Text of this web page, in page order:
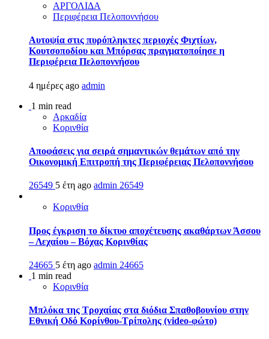
ΑΡΓΟΛΙΔΑ
Περιφέρεια Πελοποννήσου
Αυτοψία στις πυρόπληκτες περιοχές Φιχτίων,
Κουτσοποδίου και Μπόρσας πραγματοποίησε η
Περιφέρεια Πελοποννήσου
4 ημέρες ago admin
1 min read
Αρκαδία
Κορινθία
Αποφάσεις για σειρά σημαντικών θεμάτων από την
Οικονομική Επιτροπή της Περιφέρειας Πελοποννήσου
26549 5 έτη ago admin 26549
Κορινθία
Προς έγκριση το δίκτυο αποχέτευσης ακαθάρτων Άσσου
– Λεχαίου – Βόχας Κορινθίας
24665 5 έτη ago admin 24665
1 min read
Κορινθία
Μπλόκα της Τροχαίας στα διόδια Σπαθοβουνίου στην
Εθνική Οδό Κορίνθου-Τρίπολης (video-φώτο)